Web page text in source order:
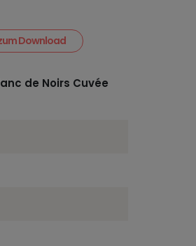
Download
de Noirs Cuvée